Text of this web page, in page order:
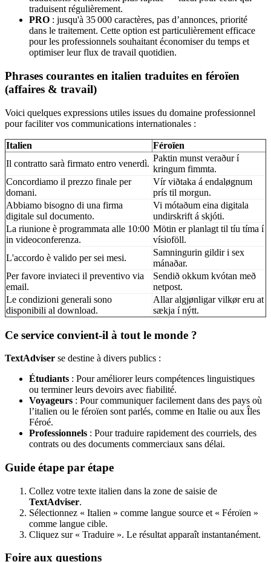
traduisent régulièrement.
PRO : jusqu'à 35 000 caractères, pas d’annonces, priorité
dans le traitement. Cette option est particulièrement efficace
pour les professionnels souhaitant économiser du temps et
optimiser leur flux de travail quotidien.
Phrases courantes en italien traduites en féroïen
(affaires & travail)
Voici quelques expressions utiles issues du domaine professionnel
pour faciliter vos communications internationales :
Italien
Féroïen
Il contratto sarà firmato entro venerdì.
Paktin munst veraður í
kringum fimmta.
Concordiamo il prezzo finale per
domani.
Vír viðtaka á endaløgnum
prís til morgun.
Abbiamo bisogno di una firma
digitale sul documento.
Vi mótaðum eina digitala
undirskrift á skjóti.
La riunione è programmata alle 10:00
in videoconferenza.
Mötin er planlagt til tíu tíma í
vísioföll.
L'accordo è valido per sei mesi.
Samningurin gildir i sex
mánaðar.
Per favore inviateci il preventivo via
email.
Sendið okkum kvótan með
netpost.
Le condizioni generali sono
disponibili al download.
Allar algjønligar vilkør eru at
sækja í nýtt.
Ce service convient-il à tout le monde ?
TextAdviser se destine à divers publics :
Étudiants : Pour améliorer leurs compétences linguistiques
ou terminer leurs devoirs avec fiabilité.
Voyageurs : Pour communiquer facilement dans des pays où
l’italien ou le féroïen sont parlés, comme en Italie ou aux Îles
Féroé.
Professionnels : Pour traduire rapidement des courriels, des
contrats ou des documents commerciaux sans délai.
Guide étape par étape
Collez votre texte italien dans la zone de saisie de
TextAdviser.
Sélectionnez « Italien » comme langue source et « Féroïen »
comme langue cible.
Cliquez sur « Traduire ». Le résultat apparaît instantanément.
Foire aux questions